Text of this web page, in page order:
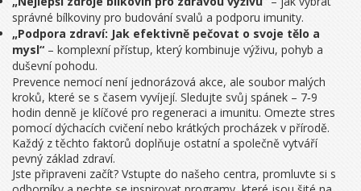
správné bílkoviny pro budování svalů a podporu imunity.
„Podpora zdraví: Jak efektivně pečovat o svoje tělo a
mysl“ – komplexní přístup, který kombinuje výživu, pohyb a
duševní pohodu.
Prevence nemocí není jednorázová akce, ale soubor malých
kroků, které se s časem vyvíjejí. Sledujte svůj spánek – 7‑9
hodin denně je klíčové pro regeneraci a imunitu. Omezte stres
pomocí dýchacích cvičení nebo krátkých procházek v přírodě.
Každý z těchto faktorů doplňuje ostatní a společně vytváří
pevný základ zdraví.
Jste připraveni začít? Vstupte do našeho centra, promluvte si s